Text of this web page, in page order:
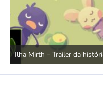
Ilha Mirth – Trailer da